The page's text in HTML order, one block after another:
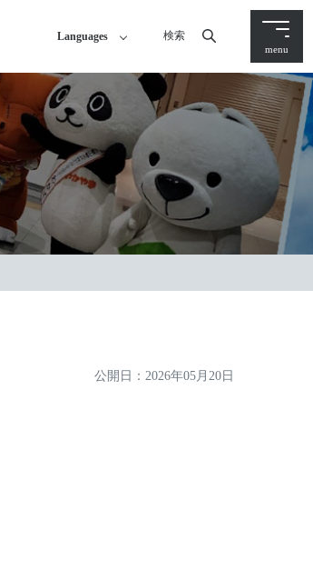
Languages 検索
menu
公開日： 2026年05月20日